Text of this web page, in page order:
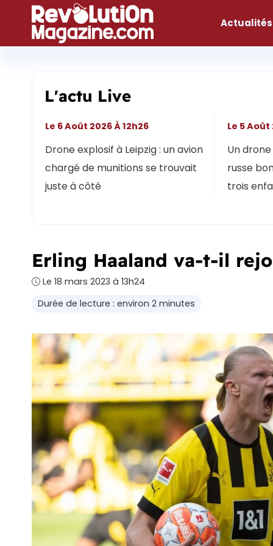
contenu
Actualités
L'actu Live
Drone explosif à Leipzig : un avion
chargé de munitions se trouvait
juste à côté
Le 6 Août 2026 À 12h26
Un
russe
trois
Le 5
Erling Haaland va-t-il
Le 18 mars 2023 à 13h24
Durée de lecture : environ 2 minutes